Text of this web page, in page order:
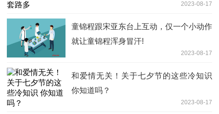
2023-08-17
童锦程跟宋亚东台上互动，仅一个小动作
就让童锦程浑身冒汗!
2023-08-17
和爱情无关！关于七夕节的这些冷知识
你知道吗？
2023-08-17